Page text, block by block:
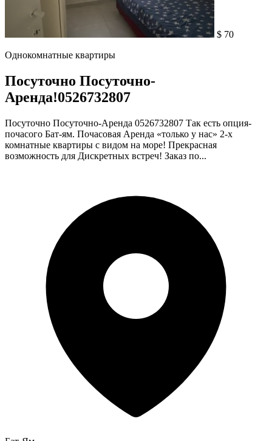
$ 70
Однокомнатные квартиры
Посуточно Посуточно-
Аренда!0526732807
Посуточно Посуточно-Аренда 0526732807 Так есть опция-
почасого Бат-ям. Почасовая Аренда «только у нас» 2-х
комнатные квартиры с видом на море! Прекрасная
возможность для Дискретных встреч! Заказ по...